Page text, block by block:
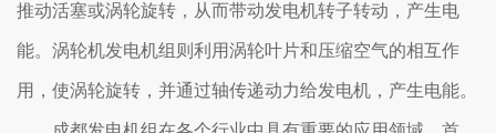
推动活塞或涡轮旋转，从而带动发电机转子转动，产生电
能。涡轮机发电机组则利用涡轮叶片和压缩空气的相互作
用，使涡轮旋转，并通过轴传递动力给发电机，产生电能。